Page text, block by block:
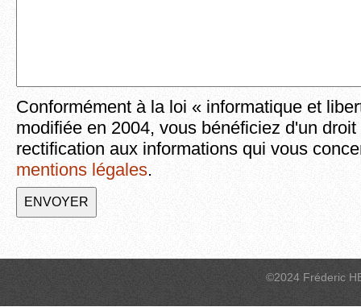
Conformément à la loi « informatique et
modifiée en 2004, vous bénéficiez d'un
rectification aux informations qui vous
mentions légales.
©2024 Fréderic